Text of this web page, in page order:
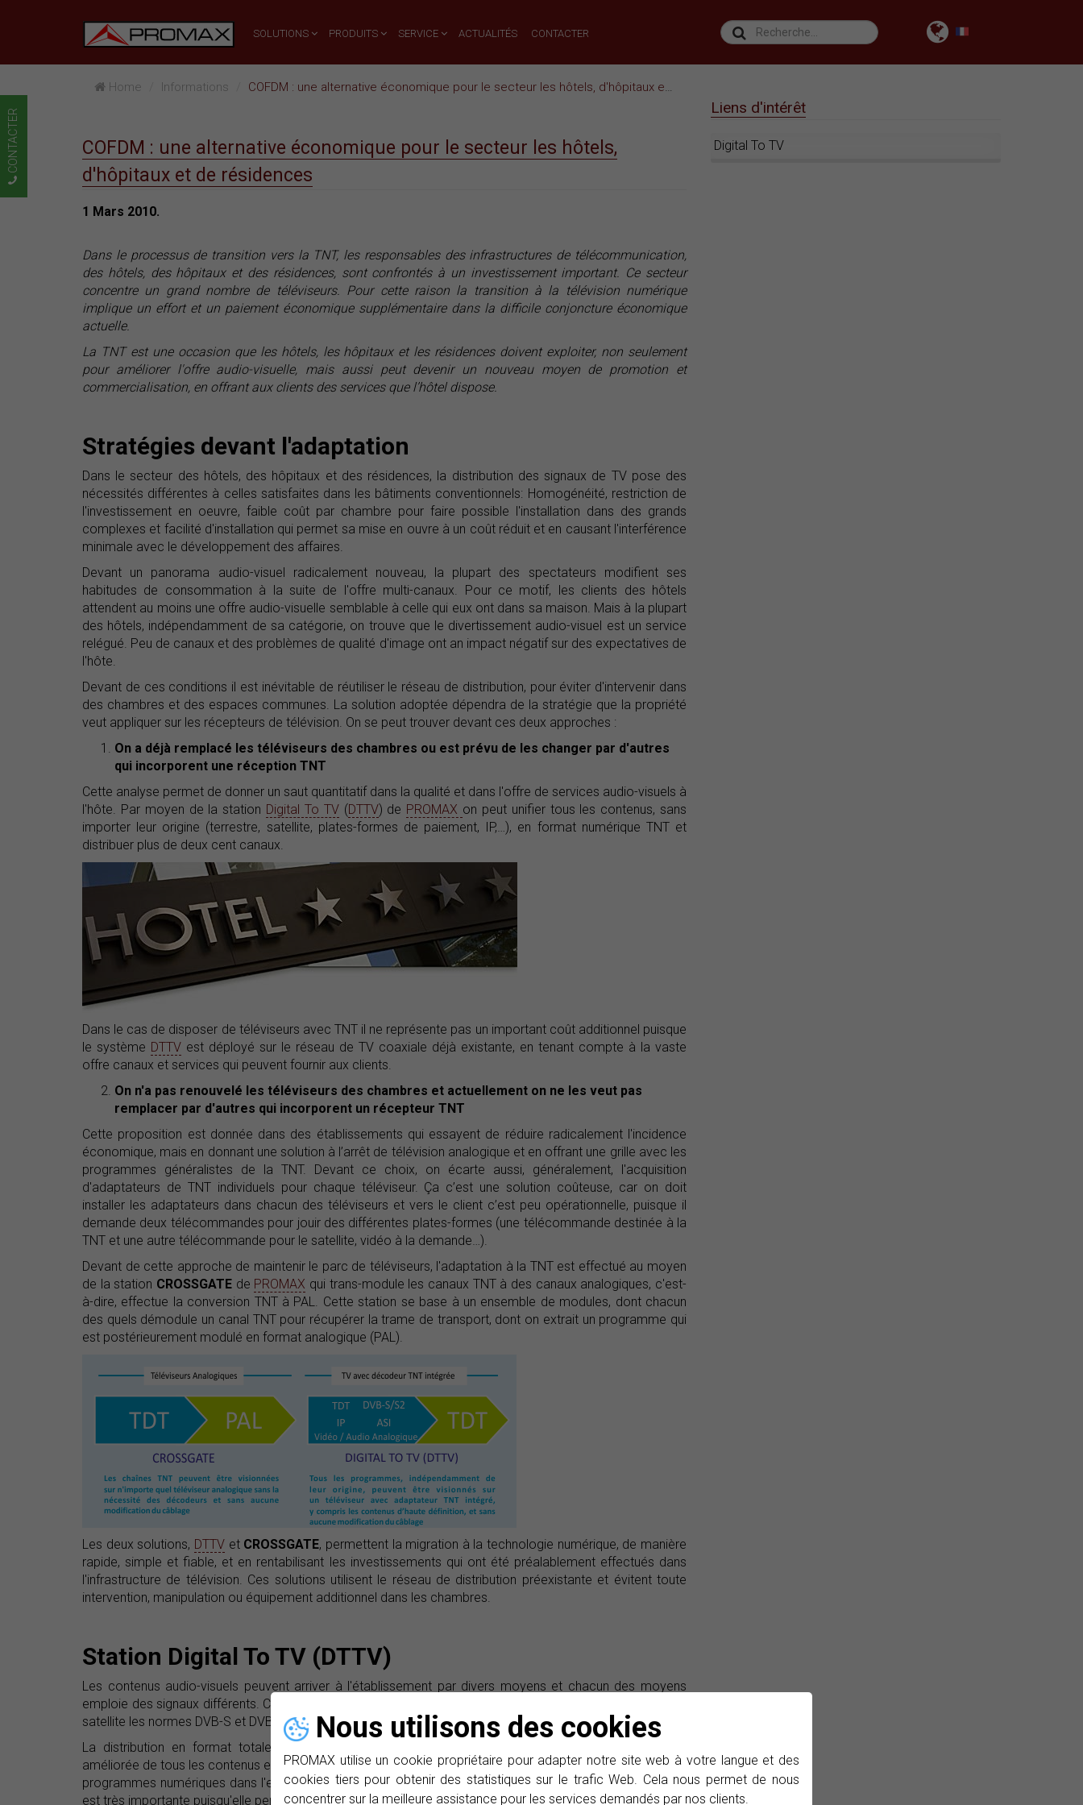
Nous utilisons des cookies
PROMAX utilise un cookie propriétaire pour adapter notre site web à votre langue et des
cookies tiers pour obtenir des statistiques sur le trafic Web. Cela nous permet de nous
concentrer sur la meilleure assistance pour les services demandés par nos clients.
SOLUTIONS PRODUITS SERVICE ACTUALITÉS CONTACTER
Home Informations COFDM : une alternative économique pour le secteur les hôtels, d'hôpitaux et de résidences
COFDM : une alternative économique pour le secteur les hôtels,
d'hôpitaux et de résidences
1 Mars 2010.
Dans le processus de transition vers la TNT, les responsables des infrastructures de télécommunication,
des hôtels, des hôpitaux et des résidences, sont confrontés à un investissement important. Ce secteur
concentre un grand nombre de téléviseurs. Pour cette raison la transition à la télévision numérique
implique un effort et un paiement économique supplémentaire dans la difficile conjoncture économique
actuelle.
La TNT est une occasion que les hôtels, les hôpitaux et les résidences doivent exploiter, non seulement
pour améliorer l'offre audio-visuelle, mais aussi peut devenir un nouveau moyen de promotion et
commercialisation, en offrant aux clients des services que l’hôtel dispose.
Stratégies devant l'adaptation
Dans le secteur des hôtels, des hôpitaux et des résidences, la distribution des signaux de TV pose des
nécessités différentes à celles satisfaites dans les bâtiments conventionnels: Homogénéité, restriction de
l'investissement en oeuvre, faible coût par chambre pour faire possible l'installation dans des grands
complexes et facilité d'installation qui permet sa mise en ouvre à un coût réduit et en causant l'interférence
minimale avec le développement des affaires.
Devant un panorama audio-visuel radicalement nouveau, la plupart des spectateurs modifient ses
habitudes de consommation à la suite de l'offre multi-canaux. Pour ce motif, les clients des hôtels
attendent au moins une offre audio-visuelle semblable à celle qui eux ont dans sa maison. Mais à la plupart
des hôtels, indépendamment de sa catégorie, on trouve que le divertissement audio-visuel est un service
relégué. Peu de canaux et des problèmes de qualité d'image ont an impact négatif sur des expectatives de
l'hôte.
Devant de ces conditions il est inévitable de réutiliser le réseau de distribution, pour éviter d'intervenir dans
des chambres et des espaces communes. La solution adoptée dépendra de la stratégie que la propriété
veut appliquer sur les récepteurs de télévision. On se peut trouver devant ces deux approches :
On a déjà remplacé les téléviseurs des chambres ou est prévu de les changer par d'autres
qui incorporent une réception TNT
Cette analyse permet de donner un saut quantitatif dans la qualité et dans l'offre de services audio-visuels à
l'hôte. Par moyen de la station Digital To TV(DTTV) de PROMAX on peut unifier tous les contenus, sans
importer leur origine (terrestre, satellite, plates-formes de paiement, IP,…), en format numérique TNT et
distribuer plus de deux cent canaux.
Dans le cas de disposer de téléviseurs avec TNT il ne représente pas un important coût additionnel puisque
le système DTTV est déployé sur le réseau de TV coaxiale déjà existante, en tenant compte à la vaste
offre canaux et services qui peuvent fournir aux clients.
On n'a pas renouvelé les téléviseurs des chambres et actuellement on ne les veut pas
remplacer par d'autres qui incorporent un récepteur TNT
Cette proposition est donnée dans des établissements qui essayent de réduire radicalement l'incidence
économique, mais en donnant une solution à l’arrêt de télévision analogique et en offrant une grille avec les
programmes généralistes de la TNT. Devant ce choix, on écarte aussi, généralement, l'acquisition
d'adaptateurs de TNT individuels pour chaque téléviseur. Ça c’est une solution coûteuse, car on doit
installer les adaptateurs dans chacun des téléviseurs et vers le client c’est peu opérationnelle, puisque il
demande deux télécommandes pour jouir des différentes plates-formes (une télécommande destinée à la
TNT et une autre télécommande pour le satellite, vidéo à la demande…).
Devant de cette approche de maintenir le parc de téléviseurs, l'adaptation à la TNT est effectué au moyen
de la station CROSSGATE de PROMAX qui trans-module les canaux TNT à des canaux analogiques, c'est-
à-dire, effectue la conversion TNT à PAL. Cette station se base à un ensemble de modules, dont chacun
des quels démodule un canal TNT pour récupérer la trame de transport, dont on extrait un programme qui
est postérieurement modulé en format analogique (PAL).
Les deux solutions, DTTVet CROSSGATE, permettent la migration à la technologie numérique, de manière
rapide, simple et fiable, et en rentabilisant les investissements qui ont été préalablement effectués dans
l'infrastructure de télévision. Ces solutions utilisent le réseau de distribution préexistante et évitent toute
intervention, manipulation ou équipement additionnel dans les chambres.
Station Digital To TV (DTTV)
Les contenus audio-visuels peuvent arriver à l'établissement par divers moyens et chacun des moyens
emploie des signaux différents. Concrètement pour la télévision terrestre on utilise la norme DVB-T et pour
satellite les normes DVB-S et DVB-S2. Évidemment chaque norme nécessite d'un récepteur approprié.
La distribution en format totalement TNT présente deux avantages significatifs: une qualité d’image
améliorée de tous les contenus et comme une grande nouveauté, on transmet maintenant au moins quatre
programmes numériques dans l'espace où on transmettait avant un programme analogique. Cette qualité
est très importante puisqu'elle permet de multiplier le nombre de programmes qui sont offerts.
Liens d'intérêt
Digital To TV
CONTACTER